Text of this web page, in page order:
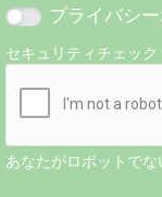
プライバシ
セキュリティチェック
あなたがロボットでな